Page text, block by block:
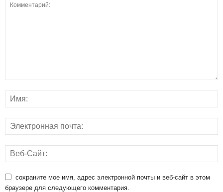
сохраните мое имя, адрес электронной почты и веб-сайт в этом
браузере для следующего комментария.